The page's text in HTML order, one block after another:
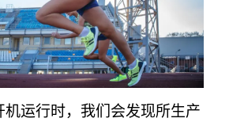
机运行时，我们会发现所生产